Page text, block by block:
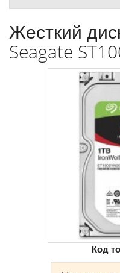
Жесткий
Seagate
Код